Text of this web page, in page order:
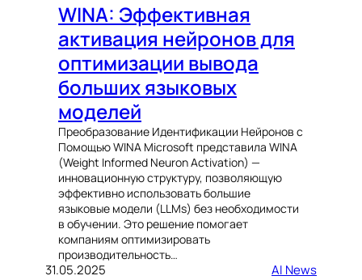
WINA: Эффективная
активация нейронов для
оптимизации вывода
больших языковых
моделей
Преобразование Идентификации Нейронов с
Помощью WINA Microsoft представила WINA
(Weight Informed Neuron Activation) —
инновационную структуру, позволяющую
эффективно использовать большие
языковые модели (LLMs) без необходимости
в обучении. Это решение помогает
компаниям оптимизировать
производительность…
31.05.2025 AI News